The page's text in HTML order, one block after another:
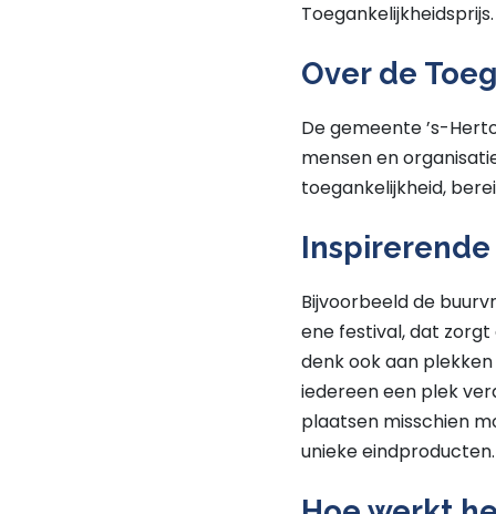
Over de
De gemeente ’s-
mensen en
toegankelijkheid,
Bijvoorbeeld de
ene festival, dat
denk ook aan
iedereen een plek
plaatsen misschien
unieke